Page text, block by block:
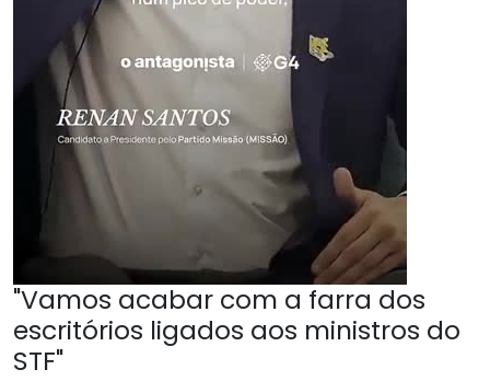
"Vamos acabar com a farra dos
escritórios ligados aos ministros do
STF"